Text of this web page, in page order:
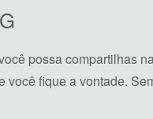
possa compartilhas
fique a vontade.